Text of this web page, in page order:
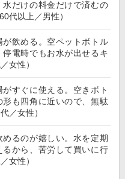
だけの料金だけで済むの
代以上／男性）
飲める。空ペットボトル
電時でもお水が出せるキ
女性）
すぐに使える。空きボト
も四角に近いので、無駄
／女性）
るのが嬉しい。水を定期
から、苦労して買いに行
女性）